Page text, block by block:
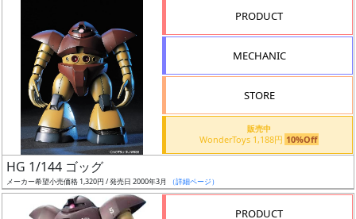
ー
ル
PRODUCT
MECHANIC
STORE
販売中
WonderToys 1,188円 10%Off
HG 1/144 ゴッグ
メーカー希望小売価格 1,320円 / 発売日 2000年3月 （詳細ページ）
PRODUCT